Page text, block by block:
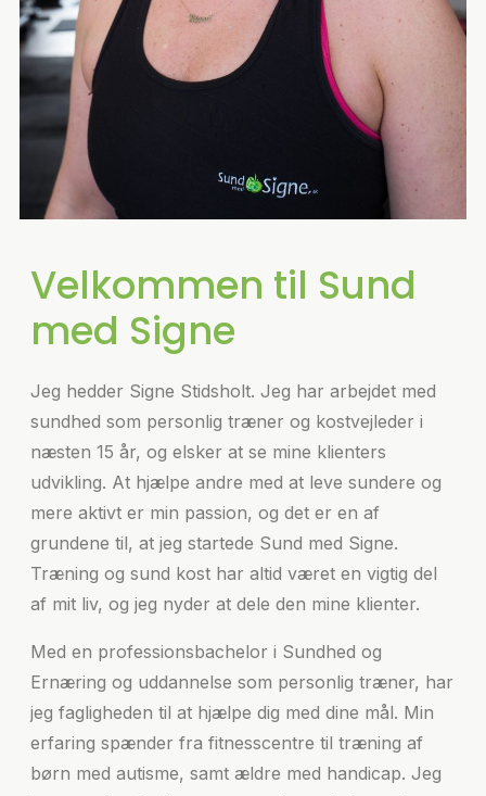
Velkommen til Sund
med Signe
Jeg hedder Signe Stidsholt. Jeg har arbejdet med
sundhed som personlig træner og kostvejleder i
næsten 15 år, og elsker at se mine klienters
udvikling. At hjælpe andre med at leve sundere og
mere aktivt er min passion, og det er en af
grundene til, at jeg startede Sund med Signe.
Træning og sund kost har altid været en vigtig del
af mit liv, og jeg nyder at dele den mine klienter.
Med en professionsbachelor i Sundhed og
Ernæring og uddannelse som personlig træner, har
jeg fagligheden til at hjælpe dig med dine mål. Min
erfaring spænder fra fitnesscentre til træning af
børn med autisme, samt ældre med handicap. Jeg